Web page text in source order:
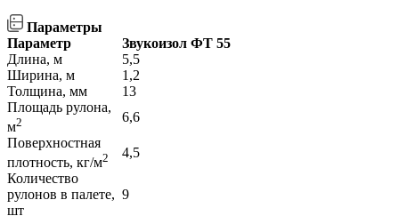
Параметры
Параметр
Звукоизол ФТ 55
Длина, м
5,5
Ширина, м
1,2
Толщина, мм
13
Площадь рулона,
м2
6,6
Поверхностная
плотность, кг/м2
4,5
Количество
рулонов в палете,
шт
9